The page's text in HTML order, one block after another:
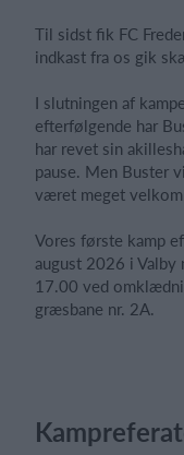
Til sidst fik FC
indkast fra os gik
I slutningen af
efterfølgende har
har revet sin
pause. Men Buster
været meget
Vores første kamp
august 2026 i
17.00 ved
græsbane nr. 2A.